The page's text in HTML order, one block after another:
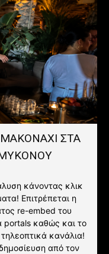
ΣΤΑ
ΜΥΚΟΝΟΥ
κάνοντας κλικ
Επιτρέπεται η
re-embed του
portals καθώς και το
κανάλια!
από τον